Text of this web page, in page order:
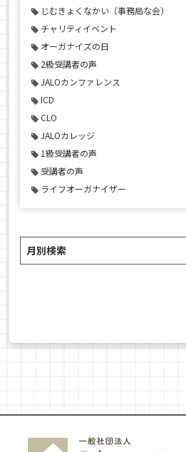
じむきょくなかい（事務局な会）
チャリティイベント
オーガナイズの日
2級受講者の声
JALOカンファレンス
ICD
CLO
JALOカレッジ
1級受講者の声
受講者の声
ライフオーガナイザー